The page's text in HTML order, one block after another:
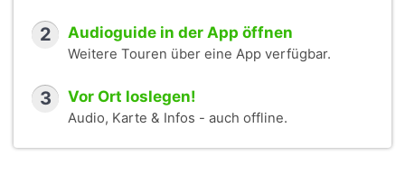
2 Audioguide in der App öffnen
Weitere Touren über eine App verfügbar.
3 Vor Ort loslegen!
Audio, Karte & Infos - auch offline.